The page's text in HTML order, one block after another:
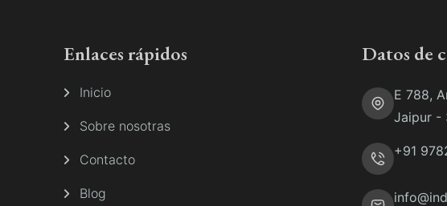
Enlaces rápidos
Inicio
Sobre nosotras
Contacto
Blog
Datos de
E 788,
Jaipur -
+91